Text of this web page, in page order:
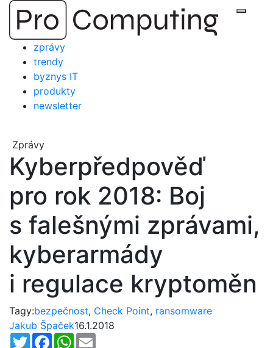
Přejít
obsah
zprávy
trendy
byznys IT
produkty
newsletter
Zprávy
Kyberpředpověď
pro rok 2018: Boj
s falešnými zprávami,
kyberarmády
i regulace kryptoměn
Tagy:bezpečnost, Check Point, ransomware
Jakub Špaček16.1.2018
TwitterFacebookWhatsApp